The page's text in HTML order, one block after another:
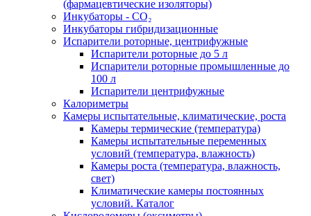
(фармацевтические изоляторы)
Инкубаторы - CO₂
Инкубаторы гибридизационные
Испарители роторные, центрифужные
Испарители роторные до 5 л
Испарители роторные промышленные до
100 л
Испарители центрифужные
Калориметры
Камеры испытательные, климатические, роста
Камеры термические (температура)
Камеры испытательные переменных
условий (температура, влажность)
Камеры роста (температура, влажность,
свет)
Климатические камеры постоянных
условий. Каталог